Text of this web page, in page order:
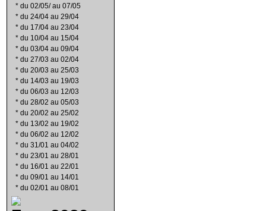
* du 02/05/ au 07/05
* du 24/04 au 29/04
* du 17/04 au 23/04
* du 10/04 au 15/04
* du 03/04 au 09/04
* du 27/03 au 02/04
* du 20/03 au 25/03
* du 14/03 au 19/03
* du 06/03 au 12/03
* du 28/02 au 05/03
* du 20/02 au 25/02
* du 13/02 au 19/02
* du 06/02 au 12/02
* du 31/01 au 04/02
* du 23/01 au 28/01
* du 16/01 au 22/01
* du 09/01 au 14/01
* du 02/01 au 08/01